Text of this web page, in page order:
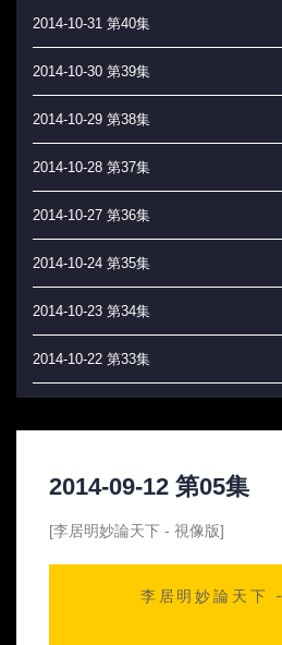
2014-10-31 第40集
2014-10-30 第39集
2014-10-29 第38集
2014-10-28 第37集
2014-10-27 第36集
2014-10-24 第35集
2014-10-23 第34集
2014-10-22 第33集
2014-10-15 第28集
2014-09-12 第05集
[李居明妙論天下 - 視像版]
李居明妙論天下